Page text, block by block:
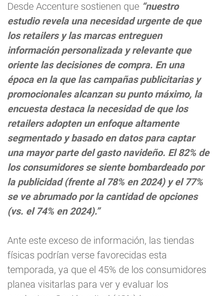
Desde Accenture sostienen que “nuestro
estudio revela una necesidad urgente de que
los retailers y las marcas entreguen
información personalizada y relevante que
oriente las decisiones de compra. En una
época en la que las campañas publicitarias y
promocionales alcanzan su punto máximo, la
encuesta destaca la necesidad de que los
retailers adopten un enfoque altamente
segmentado y basado en datos para captar
una mayor parte del gasto navideño. El 82% de
los consumidores se siente bombardeado por
la publicidad (frente al 78% en 2024) y el 77%
se ve abrumado por la cantidad de opciones
(vs. el 74% en 2024).”
Ante este exceso de información, las tiendas
físicas podrían verse favorecidas esta
temporada, ya que el 45% de los consumidores
planea visitarlas para ver y evaluar los